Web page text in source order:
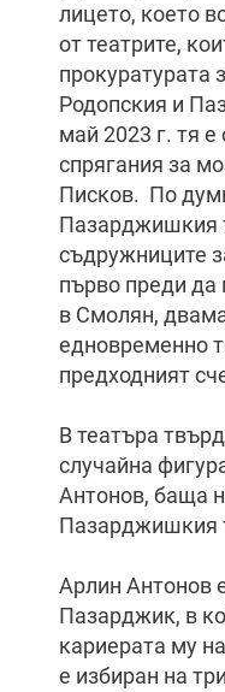
лицето, което
от театрите,
прокуратурата
Родопския и
май 2023 г. тя
спрягания за
Писков. По
Пазарджишкия
съдружниците
първо преди да
в Смолян,
едновременно
предходният
В театъра
случайна
Антонов, баща
Пазарджишкия
Арлин Антонов
Пазарджик, в
кариерата му
е избиран на